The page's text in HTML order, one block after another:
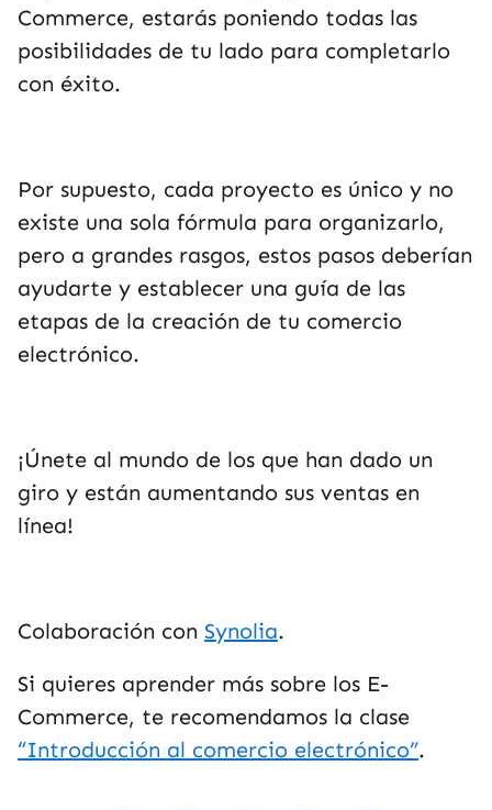
Commerce, estarás poniendo todas las
posibilidades de tu lado para completarlo
con éxito.
Por supuesto, cada proyecto es único y no
existe una sola fórmula para organizarlo,
pero a grandes rasgos, estos pasos deberían
ayudarte y establecer una guía de las
etapas de la creación de tu comercio
electrónico.
¡Únete al mundo de los que han dado un
giro y están aumentando sus ventas en
línea!
Colaboración con Synolia.
Si quieres aprender más sobre los E-
Commerce, te recomendamos la clase
“Introducción al comercio electrónico”.